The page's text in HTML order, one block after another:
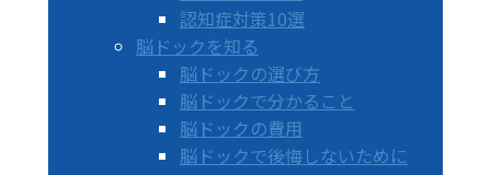
認知症対策10選
脳ドックを知る
脳ドックの選び方
脳ドックで分かること
脳ドックの費用
脳ドックで後悔しないために